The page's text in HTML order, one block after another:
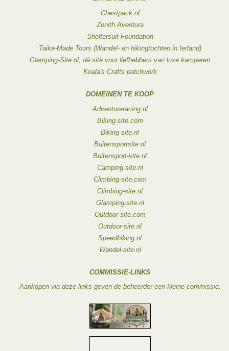
Chestpack.nl
Zenith Aventura
Sheltersuit Foundation
Tailor-Made Tours (Wandel- en hikingtochten in Ierland)
Glamping-Site.nl, dé site voor liefhebbers van luxe kamperen
Koala's Crafts patchwork
DOMEINEN TE KOOP
Adventureracing.nl
Biking-site.com
Biking-site.nl
Buitensportsite.nl
Buitensport-site.nl
Camping-site.nl
Climbing-site.com
Climbing-site.nl
Glamping-site.nl
Outdoor-site.com
Outdoor-site.nl
Speedhiking.nl
Wandel-site.nl
COMMISSIE-LINKS
Aankopen via deze links geven de beheerder een kleine commissie.